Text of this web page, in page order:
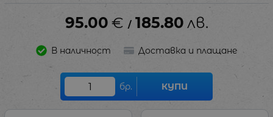
95.00 € / 185.80 лв.
В наличност Доставка и плащане
бр. КУПИ